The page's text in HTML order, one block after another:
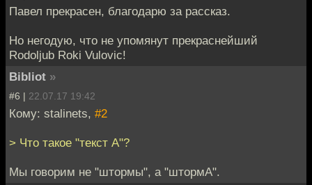
Павел прекрасен, благодарю за рассказ.
Но негодую, что не упомянут прекраснейший
Rodoljub Roki Vulovic!
Bibliot »
#6 | 22.07.17 19:42
Кому: stalinets, #2
> Что такое "текст А"?
Мы говорим не "штормы", а "штормА".